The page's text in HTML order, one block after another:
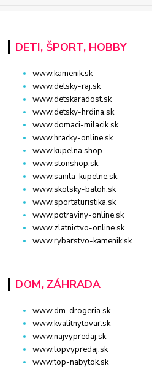
DETI, ŠPORT, HOBBY
www.kamenik.sk
www.detsky-raj.sk
www.detskaradost.sk
www.detsky-hrdina.sk
www.domaci-milacik.sk
www.hracky-online.sk
www.kupelna.shop
www.stonshop.sk
www.sanita-kupelne.sk
www.skolsky-batoh.sk
www.sportaturistika.sk
www.potraviny-online.sk
www.zlatnictvo-online.sk
www.rybarstvo-kamenik.sk
DOM, ZÁHRADA
www.dm-drogeria.sk
www.kvalitnytovar.sk
www.najvypredaj.sk
www.topvypredaj.sk
www.top-nabytok.sk